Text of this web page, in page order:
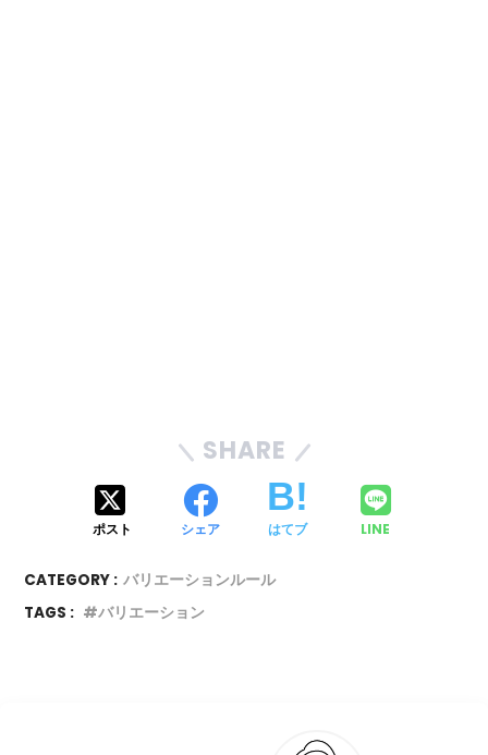
SHARE
ポスト シェア はてブ LINE
CATEGORY : バリエーションルール
TAGS :
バリエーション